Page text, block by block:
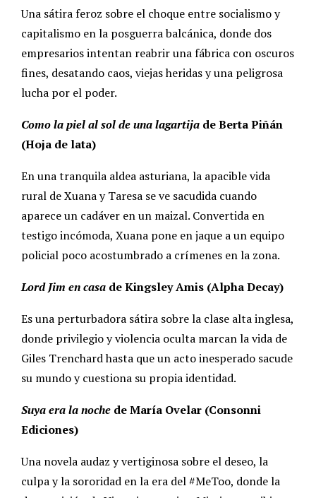
Una sátira feroz sobre el choque entre socialismo y
capitalismo en la posguerra balcánica, donde dos
empresarios intentan reabrir una fábrica con oscuros
fines, desatando caos, viejas heridas y una peligrosa
lucha por el poder.
Como la piel al sol de una lagartija de Berta Piñán
(Hoja de lata)
En una tranquila aldea asturiana, la apacible vida
rural de Xuana y Taresa se ve sacudida cuando
aparece un cadáver en un maizal. Convertida en
testigo incómoda, Xuana pone en jaque a un equipo
policial poco acostumbrado a crímenes en la zona.
Lord Jim en casa de Kingsley Amis (Alpha Decay)
Es una perturbadora sátira sobre la clase alta inglesa,
donde privilegio y violencia oculta marcan la vida de
Giles Trenchard hasta que un acto inesperado sacude
su mundo y cuestiona su propia identidad.
Suya era la noche de María Ovelar (Consonni
Ediciones)
Una novela audaz y vertiginosa sobre el deseo, la
culpa y la sororidad en la era del #MeToo, donde la